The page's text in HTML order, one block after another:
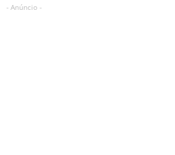
- Anúncio -